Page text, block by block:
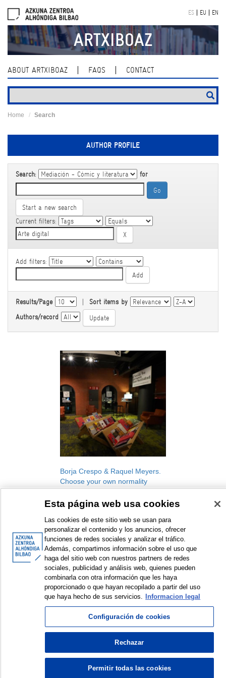
navigation
ES EU EN
ARTXIBOAZ
ABOUT ARTXIBOAZ FAQS CONTACT
Home Search
AUTHOR PROFILE
Search: for
Start a new search
Current filters:
Add filters:
Results/Page | Sort items by
Authors/record
Borja Crespo & Raquel Meyers.
Choose your own normality
[workshop]
Babestu. Contemporary creation
Workshop
2020
< Items sorted by: 1 to 1 of 1 >
© Azkuna Zentroa - Alhóndiga Bilbao
Esta página web usa cookies
Las cookies de este sitio web se usan para
personalizar el contenido y los anuncios, ofrecer
funciones de redes sociales y analizar el tráfico.
Además, compartimos información sobre el uso que
haga del sitio web con nuestros partners de redes
sociales, publicidad y análisis web, quienes pueden
combinarla con otra información que les haya
proporcionado o que hayan recopilado a partir del uso
que haya hecho de sus servicios.
Informacion legal
Configuración de cookies
Rechazar
Permitir todas las cookies